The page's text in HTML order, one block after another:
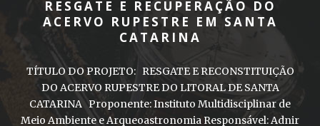
RESGATE E RECUPERAÇÃO DO
ACERVO RUPESTRE EM SANTA
CATARINA
TÍTULO DO PROJETO: RESGATE E RECONSTITUIÇÃO
DO ACERVO RUPESTRE DO LITORAL DE SANTA
CATARINA Proponente: Instituto Multidisciplinar de
Meio Ambiente e Arqueoastronomia Responsável: Adnir